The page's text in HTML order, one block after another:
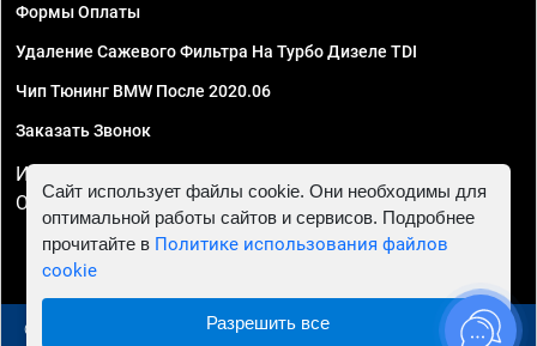
Формы Оплаты
Удаление Сажевого Фильтра На Турбо Дизеле TDI
Чип Тюнинг BMW После 2020.06
Заказать Звонок
ИП Смирнов Георгий Павлович. ИНН 781302555843,
ОГРНИП 324470400032610
© 2010 - 2026 Чип тюнинг в Москве и МО - Автосервис
Сайт использует файлы cookie. Они необходимы для
оптимальной работы сайтов и сервисов. Подробнее
прочитайте в Политике использования файлов
cookie
Разрешить все